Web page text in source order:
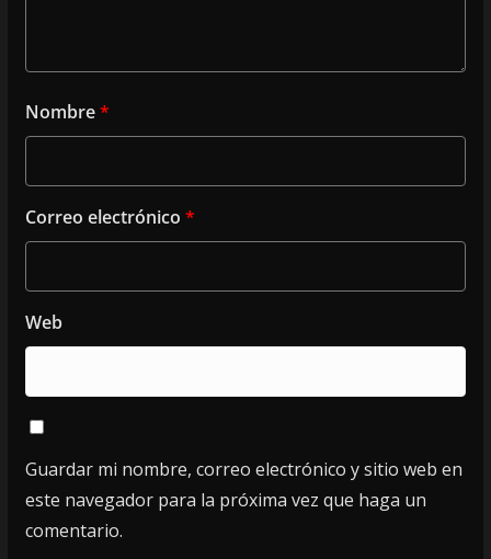
Nombre*
Correo electrónico *
Web
Guardar mi nombre, correo electrónico y sitio web en
este navegador para la próxima vez que haga un
comentario.